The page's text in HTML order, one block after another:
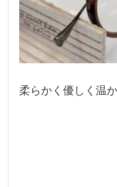
柔らかく優しく温